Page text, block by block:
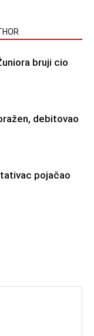
bruji cio
debitovao
pojačao